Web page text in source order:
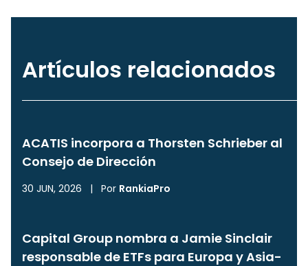
Artículos relacionados
ACATIS incorpora a Thorsten Schrieber al
Consejo de Dirección
30 JUN, 2026 | Por RankiaPro
Capital Group nombra a Jamie Sinclair
responsable de ETFs para Europa y Asia-